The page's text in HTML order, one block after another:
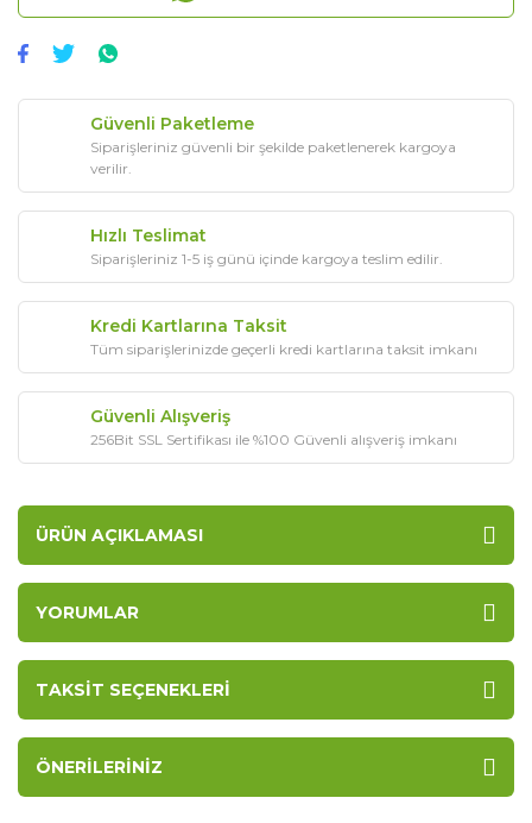
Güvenli Paketleme
Siparişleriniz güvenli bir şekilde paketlenerek kargoya
verilir.
Hızlı Teslimat
Siparişleriniz 1-5 iş günü içinde kargoya teslim edilir.
Kredi Kartlarına Taksit
Tüm siparişlerinizde geçerli kredi kartlarına taksit imkanı
Güvenli Alışveriş
256Bit SSL Sertifikası ile %100 Güvenli alışveriş imkanı
ÜRÜN AÇIKLAMASI
YORUMLAR
TAKSIT SEÇENEKLERI
ÖNERILERINIZ